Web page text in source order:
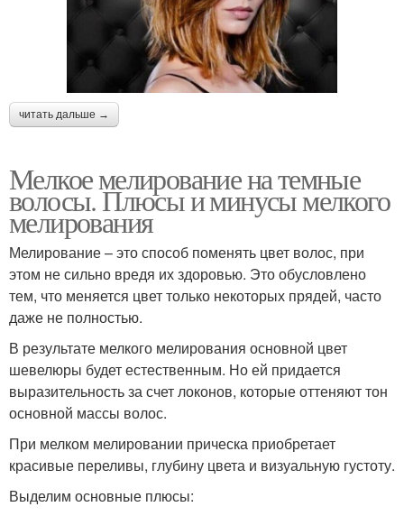
читать дальше →
Мелкое мелирование на темные
волосы. Плюсы и минусы мелкого
мелирования
Мелирование – это способ поменять цвет волос, при
этом не сильно вредя их здоровью. Это обусловлено
тем, что меняется цвет только некоторых прядей, часто
даже не полностью.
В результате мелкого мелирования основной цвет
шевелюры будет естественным. Но ей придается
выразительность за счет локонов, которые оттеняют тон
основной массы волос.
При мелком мелировании прическа приобретает
красивые переливы, глубину цвета и визуальную густоту.
Выделим основные плюсы: